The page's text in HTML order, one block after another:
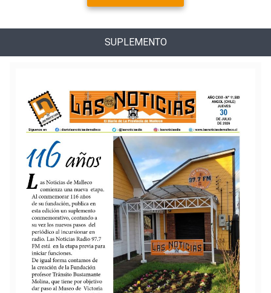
SUPLEMENTO